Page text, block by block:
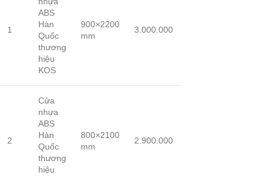
1
ABS
Hàn
Quốc
thương
hiệu
KOS
900×2200
mm
3.000.000
2
Cửa
nhựa
ABS
Hàn
Quốc
thương
hiệu
800×2100
mm
2.900.000